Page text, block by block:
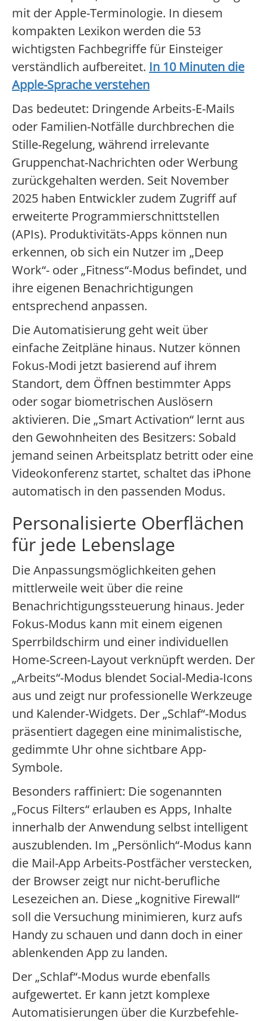
mit der Apple-Terminologie. In diesem
kompakten Lexikon werden die 53
wichtigsten Fachbegriffe für Einsteiger
verständlich aufbereitet. In 10 Minuten die
Apple-Sprache verstehen
Das bedeutet: Dringende Arbeits-E-Mails
oder Familien-Notfälle durchbrechen die
Stille-Regelung, während irrelevante
Gruppenchat-Nachrichten oder Werbung
zurückgehalten werden. Seit November
2025 haben Entwickler zudem Zugriff auf
erweiterte Programmierschnittstellen
(APIs). Produktivitäts-Apps können nun
erkennen, ob sich ein Nutzer im „Deep
Work“- oder „Fitness“-Modus befindet, und
ihre eigenen Benachrichtigungen
entsprechend anpassen.
Die Automatisierung geht weit über
einfache Zeitpläne hinaus. Nutzer können
Fokus-Modi jetzt basierend auf ihrem
Standort, dem Öffnen bestimmter Apps
oder sogar biometrischen Auslösern
aktivieren. Die „Smart Activation“ lernt aus
den Gewohnheiten des Besitzers: Sobald
jemand seinen Arbeitsplatz betritt oder eine
Videokonferenz startet, schaltet das iPhone
automatisch in den passenden Modus.
Personalisierte Oberflächen
für jede Lebenslage
Die Anpassungsmöglichkeiten gehen
mittlerweile weit über die reine
Benachrichtigungssteuerung hinaus. Jeder
Fokus-Modus kann mit einem eigenen
Sperrbildschirm und einer individuellen
Home-Screen-Layout verknüpft werden. Der
„Arbeits“-Modus blendet Social-Media-Icons
aus und zeigt nur professionelle Werkzeuge
und Kalender-Widgets. Der „Schlaf“-Modus
präsentiert dagegen eine minimalistische,
gedimmte Uhr ohne sichtbare App-
Symbole.
Besonders raffiniert: Die sogenannten
„Focus Filters“ erlauben es Apps, Inhalte
innerhalb der Anwendung selbst intelligent
auszublenden. Im „Persönlich“-Modus kann
die Mail-App Arbeits-Postfächer verstecken,
der Browser zeigt nur nicht-berufliche
Lesezeichen an. Diese „kognitive Firewall“
soll die Versuchung minimieren, kurz aufs
Handy zu schauen und dann doch in einer
ablenkenden App zu landen.
Der „Schlaf“-Modus wurde ebenfalls
aufgewertet. Er kann jetzt komplexe
Automatisierungen über die Kurzbefehle-